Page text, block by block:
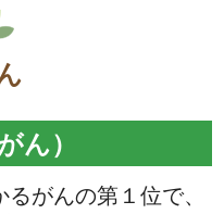
ん）
がんの第１位で、